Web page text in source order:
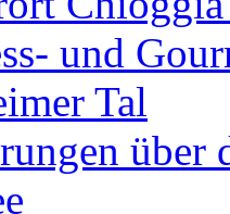
und
Tal
über